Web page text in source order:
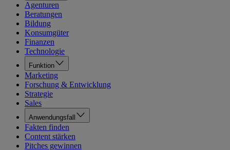
Agenturen
Beratungen
Bildung
Konsumgüter
Finanzen
Technologie
Funktion
Marketing
Forschung & Entwicklung
Strategie
Sales
Anwendungsfall
Fakten finden
Content stärken
Pitches gewinnen